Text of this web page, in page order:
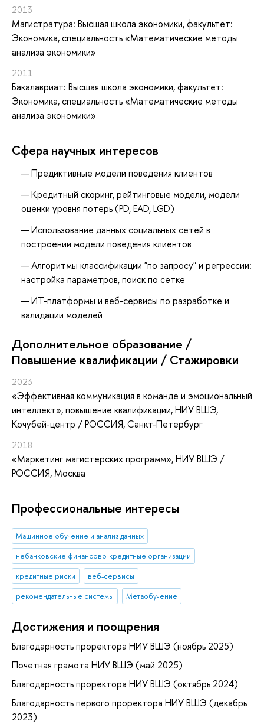
2013
Магистратура: Высшая школа экономики, факультет:
Экономика, специальность «Математические методы
анализа экономики»
2011
Бакалавриат: Высшая школа экономики, факультет:
Экономика, специальность «Математические методы
анализа экономики»
Сфера научных интересов
Предиктивные модели поведения клиентов
Кредитный скоринг, рейтинговые модели, модели
оценки уровня потерь (PD, EAD, LGD)
Использование данных социальных сетей в
построении модели поведения клиентов
Алгоритмы классификации "по запросу" и регрессии:
настройка параметров, поиск по сетке
ИТ-платформы и веб-сервисы по разработке и
валидации моделей
Дополнительное образование /
Повышение квалификации / Стажировки
2023
«Эффективная коммуникация в команде и эмоциональный
интеллект», повышение квалификации, НИУ ВШЭ,
Кочубей-центр / РОССИЯ, Санкт-Петербург
2018
«Маркетинг магистерских программ», НИУ ВШЭ /
РОССИЯ, Москва
Профессиональные интересы
Машинное обучение и анализ данных
небанковские финансово-кредитные организации
кредитные риски
веб-сервисы
рекомендательные системы
Метаобучение
Достижения и поощрения
Благодарность проректора НИУ ВШЭ (ноябрь 2025)
Почетная грамота НИУ ВШЭ (май 2025)
Благодарность проректора НИУ ВШЭ (октябрь 2024)
Благодарность первого проректора НИУ ВШЭ (декабрь
2023)